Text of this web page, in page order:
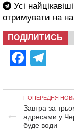
Усі
отримувати на
ПОДІЛИТИСЬ
ПОПЕРЕДНЯ
Завтра за
адресами у
буде води